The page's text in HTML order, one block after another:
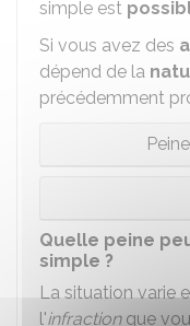
simple est
Si vous avez des
dépend de la
précédemment
Quelle peine
simple ?
La situation varie
l'infractionque